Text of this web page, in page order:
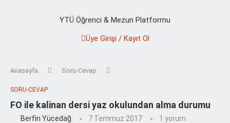
YTÜ Öğrenci & Mezun Platformu
Üye Girişi / Kayıt Ol
Anasayfa Soru-Cevap
SORU-CEVAP
FO ile kalinan dersi yaz okulundan alma durumu
Berfin Yücedağ 7 Temmuz 2017 1 yorum